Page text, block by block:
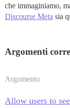
che immaginiamo,
Discourse Meta sia
Argomenti
Argomento
Allow users to